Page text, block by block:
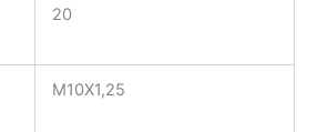
20
M10X1,25